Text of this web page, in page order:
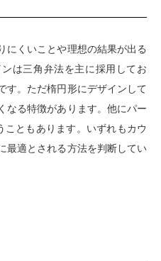
にくいことや理想の結果が出る
は三角弁法を主に採用してお
す。ただ楕円形にデザインして
なる特徴があります。他にパー
ともあります。いずれもカウ
最適とされる方法を判断してい